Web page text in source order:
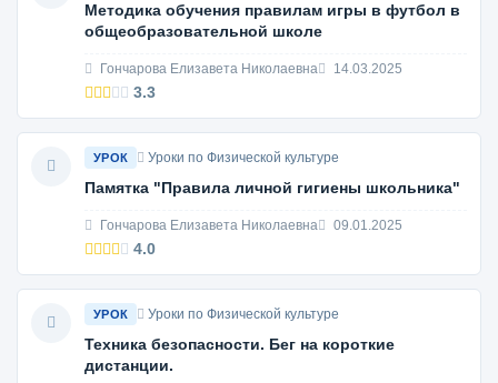
Методика обучения правилам игры в футбол в
общеобразовательной школе
Гончарова Елизавета Николаевна 14.03.2025
3.3
УРОК Уроки по Физической культуре
Памятка "Правила личной гигиены школьника"
Гончарова Елизавета Николаевна 09.01.2025
4.0
УРОК Уроки по Физической культуре
Техника безопасности. Бег на короткие
дистанции.